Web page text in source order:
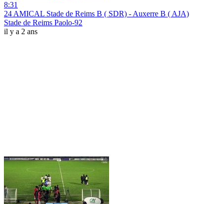
8:31
24 AMICAL Stade de Reims B ( SDR) - Auxerre B ( AJA)
Stade de Reims Paolo-92
il y a 2 ans